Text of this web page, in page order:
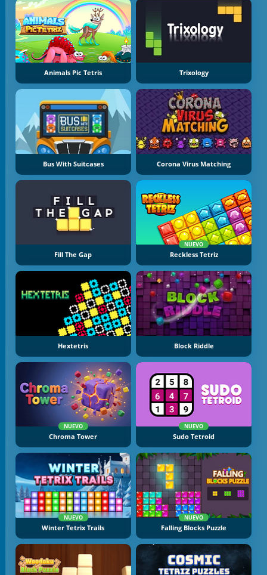
Animals Pic Tetris Trixology
Bus With Suitcases Corona Virus Matching
Fill The Gap
NUEVO
Reckless Tetriz
Hextetris Block Riddle
NUEVO
Chroma Tower
NUEVO
Sudo Tetroid
NUEVO
Winter Tetrix Trails
NUEVO
Falling Blocks Puzzle